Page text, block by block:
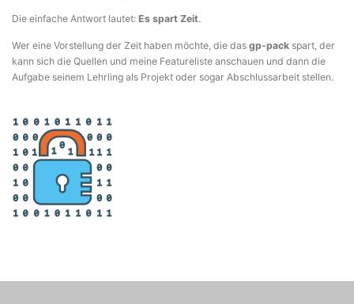
Die einfache Antwort lautet: Es spart Zeit.
Wer eine Vorstellung der Zeit haben möchte, die das gp-pack spart, der
kann sich die Quellen und meine Featureliste anschauen und dann die
Aufgabe seinem Lehrling als Projekt oder sogar Abschlussarbeit stellen.